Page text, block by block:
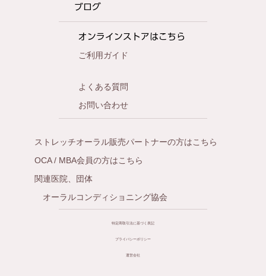
特定商取引法に基づく表記
プライバシーポリシー
運営会社
ブログ
オンラインストアはこちら
ご利用ガイド
よくある質問
お問い合わせ
ストレッチオーラル販売パートナーの方はこちら
OCA / MBA会員の方はこちら
関連医院、団体
オーラルコンディショニング協会